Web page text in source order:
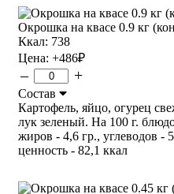
Окрошка на квасе 0.9 кг
Ккал: 738
Цена: +486₽
– +
Состав
Картофель, яйцо, огурец
лук зеленый. На 100 г.
жиров - 4,6 гр., углеводов -
ценность - 82,1 ккал